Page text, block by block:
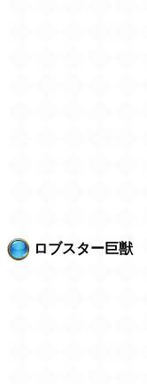
ロブスター巨獣